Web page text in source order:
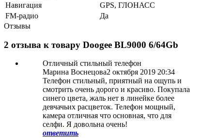
Навигация
GPS, ГЛОНАСС
FM-радио
Да
Отзывы
2 отзыва к товару Doogee BL9000 6/64Gb
Отличный стильный телефон
Марина Воснецова2 октября 2019 20:34
Телефон стильный, приятный на ощупь и
смотрить очень дорого и красиво. Покупала
синего цвета, жаль нет в линейке более
девчачьих расцветок. Телефон мощный,
камера отличная что основная, что для
селфи. Я довольна очень!
ответить